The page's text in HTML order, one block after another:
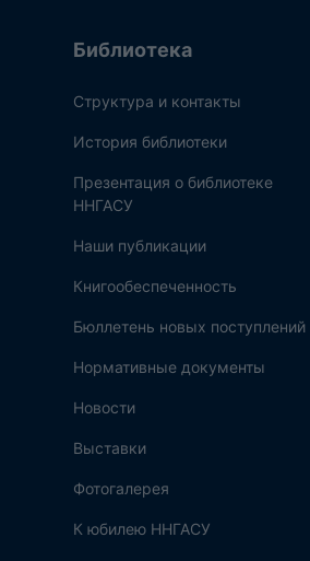
Библиотека
Структура и контакты
История библиотеки
Презентация о библиотеке
ННГАСУ
Наши публикации
Книгообеспеченность
Бюллетень новых поступлений
Нормативные документы
Новости
Выставки
Фотогалерея
К юбилею ННГАСУ